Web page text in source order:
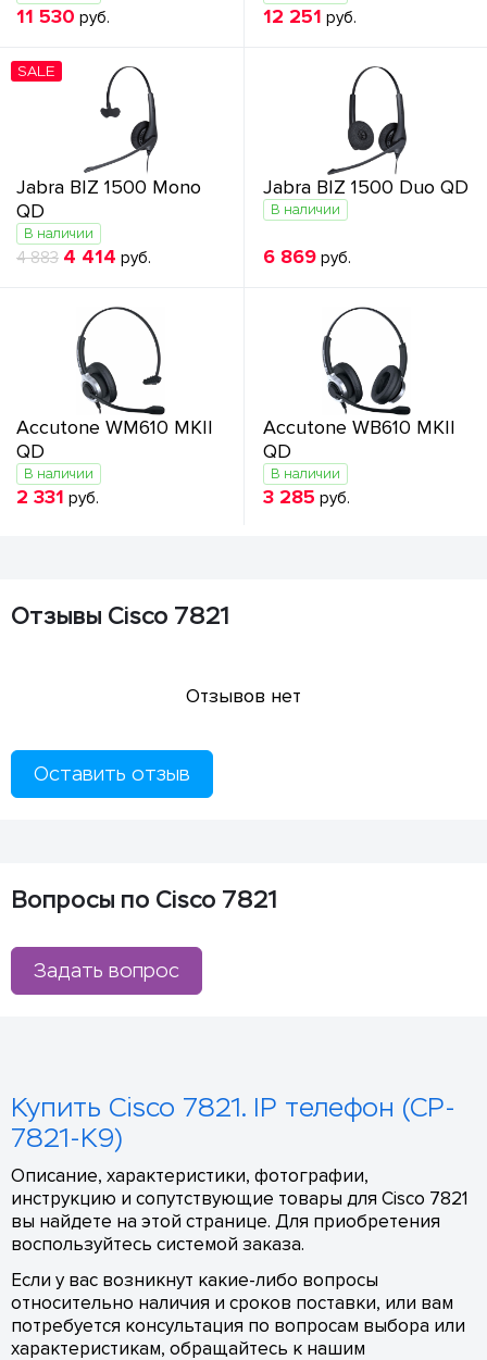
11 530 руб. 12 251 руб.
SALE
Jabra BIZ 1500 Mono
QD
В наличии
4 883 4 414 руб.
Jabra BIZ 1500 Duo QD
В наличии
6 869руб.
Accutone WM610 MKII
QD
В наличии
2 331 руб.
Accutone WB610 MKII
QD
В наличии
3 285 руб.
Отзывы Cisco 7821
Отзывов нет
Оставить отзыв
Вопросы по Cisco 7821
Задать вопрос
Купить Cisco 7821. IP телефон (CP-
7821-K9)
Описание, характеристики, фотографии,
инструкцию и сопутствующие товары для Cisco 7821
вы найдете на этой странице. Для приобретения
воспользуйтесь системой заказа.
Если у вас возникнут какие-либо вопросы
относительно наличия и сроков поставки, или вам
потребуется консультация по вопросам выбора или
характеристикам, обращайтесь к нашим